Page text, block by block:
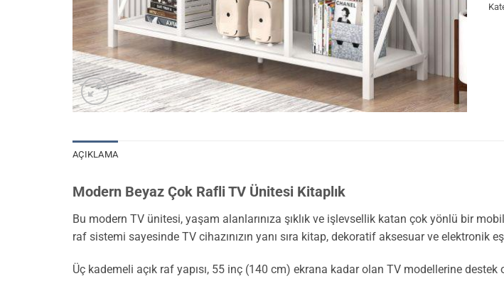
AÇIKLAMA
Modern Beyaz Çok Rafli TV Ünitesi Kitaplık
Bu modern TV ünitesi, yaşam alanlarınıza şıklık ve işlevsellik katan çok yönlü bir
raf sistemi sayesinde TV cihazınızın yanı sıra kitap, dekoratif aksesuar ve elektronik
Üç kademeli açık raf yapısı, 55 inç (140 cm) ekrana kadar olan TV modellerine